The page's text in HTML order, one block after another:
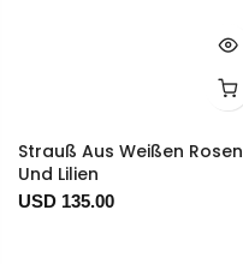
Strauß Aus Weißen Rosen
Und Lilien
USD 135.00